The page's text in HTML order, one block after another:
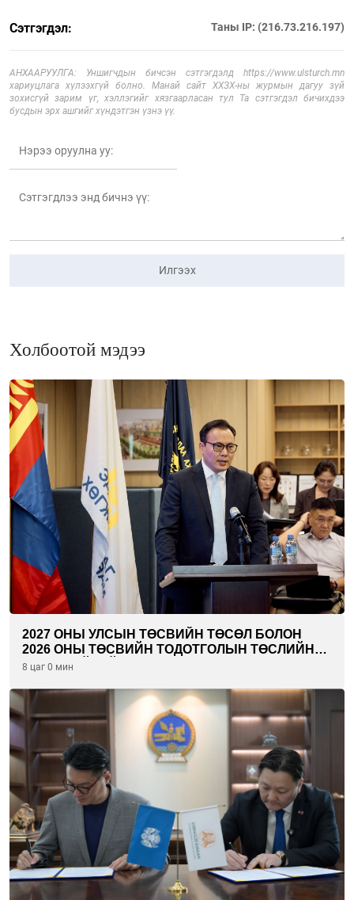
Сэтгэгдэл: Таны IP: (216.73.216.197)
АНХААРУУЛГА: Уншигчдын бичсэн сэтгэгдэлд https://www.ulsturch.mn
хариуцлага хүлээхгүй болно. Манай сайт ХХЗХ-ны журмын дагуу зүй
зохисгүй зарим үг, хэллэгийг хязгаарласан тул Та сэтгэгдэл бичихдээ
бусдын эрх ашгийг хүндэтгэн үзнэ үү.
Илгээх
Холбоотой мэдээ
2027 ОНЫ УЛСЫН ТӨСВИЙН ТӨСӨЛ БОЛОН
2026 ОНЫ ТӨСВИЙН ТОДОТГОЛЫН ТӨСЛИЙН
ОЛОН НИЙТИЙН ХЭЛЭЛЦҮҮЛЭГ БОЛЛОО
8 цаг 0 мин